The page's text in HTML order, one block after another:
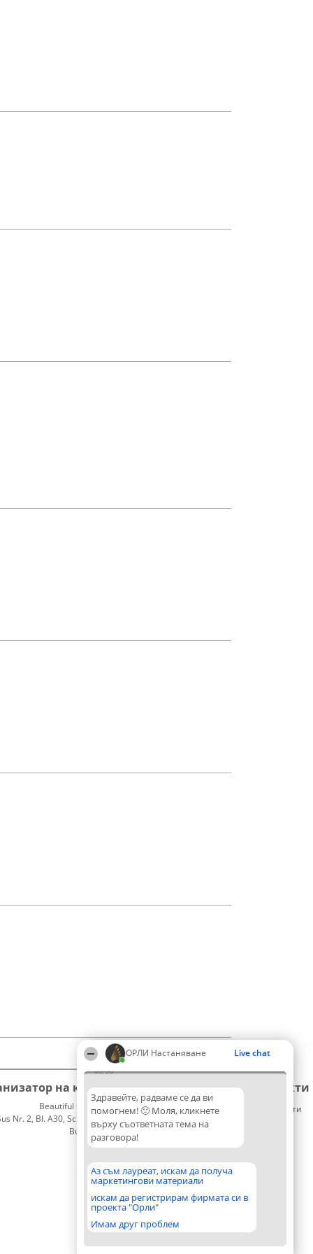
ОРЛИ Настаняване Live chat
06:06
Здравейте, радваме се да ви
помогнем! 🙂 Моля, кликнете
върху съответната тема на
разговора!
Аз съм лауреат, искам да получа
маркетингови материали
искам да регистрирам фирмата си в
проекта "Орли"
Имам друг проблем
на класиране
Beautiful Company S.R.L.
Nr. 2, Bl. A30, Sc. A, Et. 4, Ap. 13
București 53-238
CUI 36737675
Класация
Победители
Списък
на
Правила
Статут/
Устав
Политика
поверителност
Контакти
Контакти